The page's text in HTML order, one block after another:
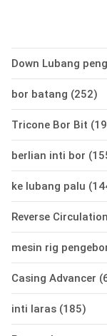
Down Lubang
bor batang (252)
Tricone Bor Bit
berlian inti bor
ke lubang palu
Reverse
mesin rig
Casing Advancer
inti laras (185)